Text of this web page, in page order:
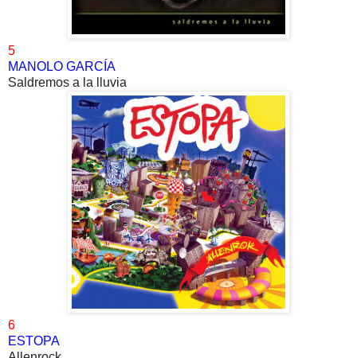
5
MANOLO GARCÍA
Saldremos a la lluvia
6
ESTOPA